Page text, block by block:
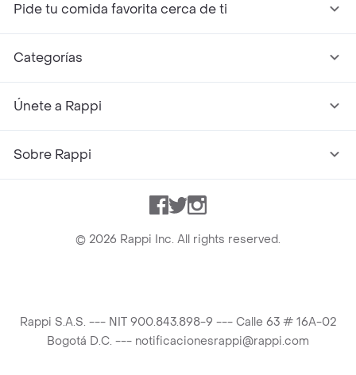
Pide tu comida favorita cerca de ti
Categorías
Únete a Rappi
Sobre Rappi
Facebook
TwitterInstagram
© 2026 Rappi Inc. All rights reserved.
Rappi S.A.S. --- NIT 900.843.898-9 --- Calle 63 # 16A-02
Bogotá D.C. --- notificacionesrappi@rappi.com